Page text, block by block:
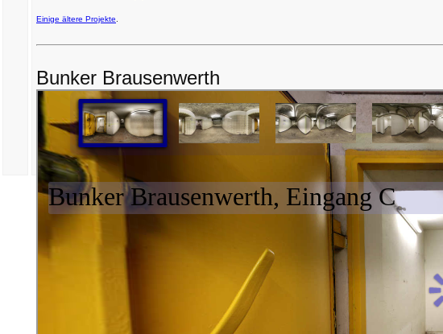
Einige ältere Projekte
Bunker Brausenwerth